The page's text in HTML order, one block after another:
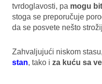
tvrdoglavosti, pa mogu
stoga se preporučuje
da se posvete nešto
Zahvaljujući niskom
stan, tako i za kuću sa